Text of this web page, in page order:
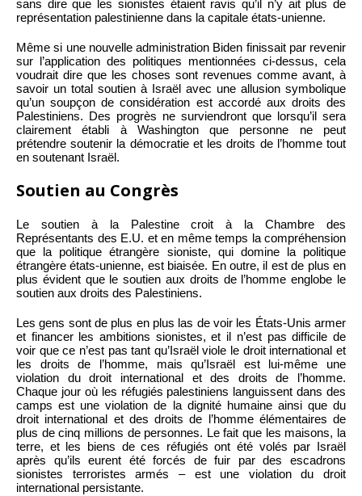
sans dire que les sionistes étaient ravis qu’il n’y ait plus de
représentation palestinienne dans la capitale états-unienne.
Même si une nouvelle administration Biden finissait par revenir
sur l’application des politiques mentionnées ci-dessus, cela
voudrait dire que les choses sont revenues comme avant, à
savoir un total soutien à Israël avec une allusion symbolique
qu’un soupçon de considération est accordé aux droits des
Palestiniens. Des progrès ne surviendront que lorsqu’il sera
clairement établi à Washington que personne ne peut
prétendre soutenir la démocratie et les droits de l’homme tout
en soutenant Israël.
Soutien au Congrès
Le soutien à la Palestine croit à la Chambre des
Représentants des E.U. et en même temps la compréhension
que la politique étrangère sioniste, qui domine la politique
étrangère états-unienne, est biaisée. En outre, il est de plus en
plus évident que le soutien aux droits de l’homme englobe le
soutien aux droits des Palestiniens.
Les gens sont de plus en plus las de voir les États-Unis armer
et financer les ambitions sionistes, et il n’est pas difficile de
voir que ce n’est pas tant qu’Israël viole le droit international et
les droits de l’homme, mais qu’Israël est lui-même une
violation du droit international et des droits de l’homme.
Chaque jour où les réfugiés palestiniens languissent dans des
camps est une violation de la dignité humaine ainsi que du
droit international et des droits de l’homme élémentaires de
plus de cinq millions de personnes. Le fait que les maisons, la
terre, et les biens de ces réfugiés ont été volés par Israël
après qu’ils eurent été forcés de fuir par des escadrons
sionistes terroristes armés – est une violation du droit
international persistante.